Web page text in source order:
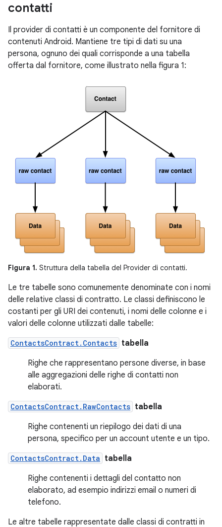
contatti
Il provider di contatti è un componente del fornitore di
contenuti Android. Mantiene tre tipi di dati su una
persona, ognuno dei quali corrisponde a una tabella
offerta dal fornitore, come illustrato nella figura 1:
Figura 1. Struttura della tabella del Provider di contatti.
Le tre tabelle sono comunemente denominate con i nomi
delle relative classi di contratto. Le classi definiscono le
costanti per gli URI dei contenuti, i nomi delle colonne e i
valori delle colonne utilizzati dalle tabelle:
ContactsContract.Contacts tabella
Righe che rappresentano persone diverse, in base
alle aggregazioni delle righe di contatti non
elaborati.
ContactsContract.RawContacts tabella
Righe contenenti un riepilogo dei dati di una
persona, specifico per un account utente e un tipo.
ContactsContract.Data tabella
Righe contenenti i dettagli del contatto non
elaborato, ad esempio indirizzi email o numeri di
telefono.
Le altre tabelle rappresentate dalle classi di contratti in